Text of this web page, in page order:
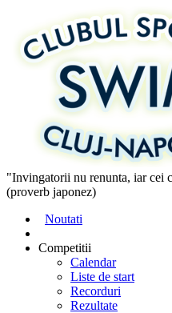
"Invingatorii nu renunta, iar cei
(proverb japonez)
Noutati
Competitii
Calendar
Liste de start
Recorduri
Rezultate